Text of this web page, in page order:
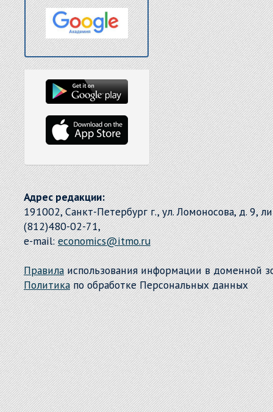
Адрес редакции:
191002, Санкт-Петербург г., ул. Ломоносова, д. 9,
(812)480-02-71,
e-mail:economics@itmo.ru
Правилаиспользования информации в доменной
Политикапо обработке Персональных данных